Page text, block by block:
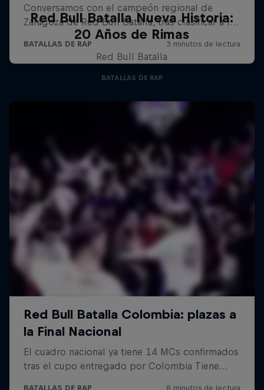
Red Bull Batalla Nueva Historia:
20 Años de Rimas
Red Bull Batalla
BATALLAS DE RAP